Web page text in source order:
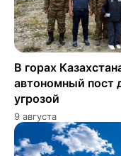
В горах
автономный пост
угрозой
9 августа